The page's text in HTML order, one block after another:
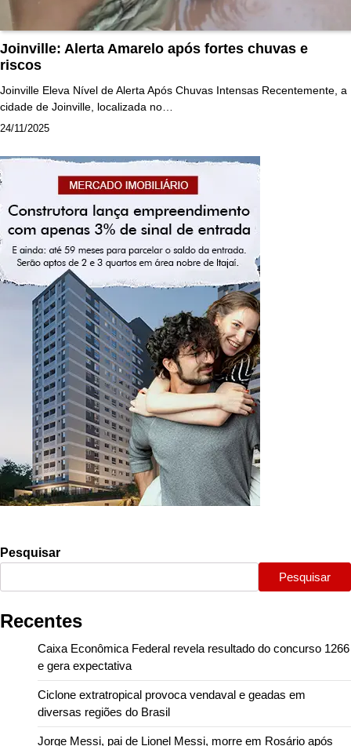
Joinville: Alerta Amarelo após fortes chuvas e
riscos
Joinville Eleva Nível de Alerta Após Chuvas Intensas Recentemente, a
cidade de Joinville, localizada no…
24/11/2025
Pesquisar
Pesquisar
Recentes
Caixa Econômica Federal revela resultado do concurso 1266
e gera expectativa
Ciclone extratropical provoca vendaval e geadas em
diversas regiões do Brasil
Jorge Messi, pai de Lionel Messi, morre em Rosário após